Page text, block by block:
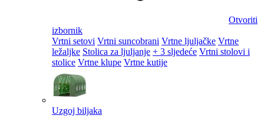
Otvoriti
izbornik
Vrtni setovi Vrtni suncobrani Vrtne ljuljačke Vrtne
ležaljke Stolica za ljuljanje + 3 sljedeće Vrtni stolovi i
stolice Vrtne klupe Vrtne kutije
Uzgoj biljaka